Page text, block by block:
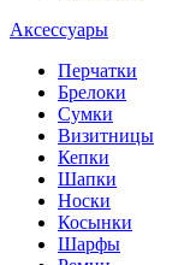
Аксессуары
Перчатки
Брелоки
Сумки
Визитницы
Кепки
Шапки
Носки
Косынки
Шарфы